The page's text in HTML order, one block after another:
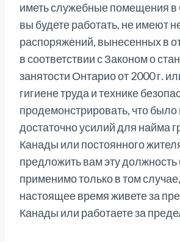
иметь служебные помещения в
вы будете работать, не имеют
распоряжений, вынесенных в
в соответствии с Законом о
занятости Онтарио от 2000 г.
гигиене труда и технике
продемонстрировать, что
достаточно усилий для найма
Канады или постоянного
предложить вам эту должность
применимо только в том
настоящее время живете за
Канады или работаете за